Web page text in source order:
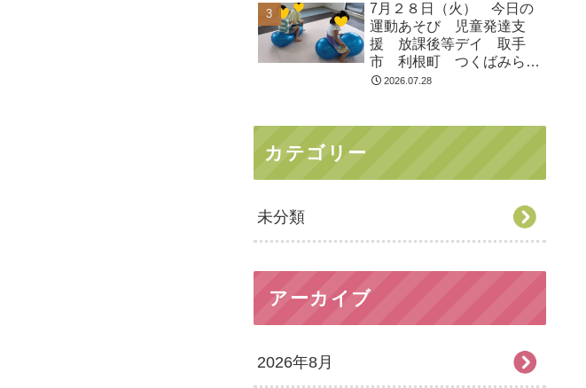
7月２８日（火） 今日の
運動あそび 児童発達支
援 放課後等デイ 取手
市 利根町 つくばみらい
市 2026.07.28
カテゴリー
未分類
アーカイブ
2026年8月